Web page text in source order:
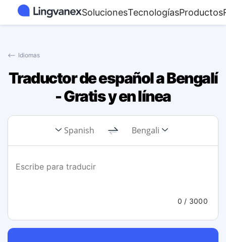
SolucionesTecnologíasProductos
⟵ Idiomas
Traductor de español a Bengalí
- Gratis y en línea
Spanish Bengali
0 / 3000